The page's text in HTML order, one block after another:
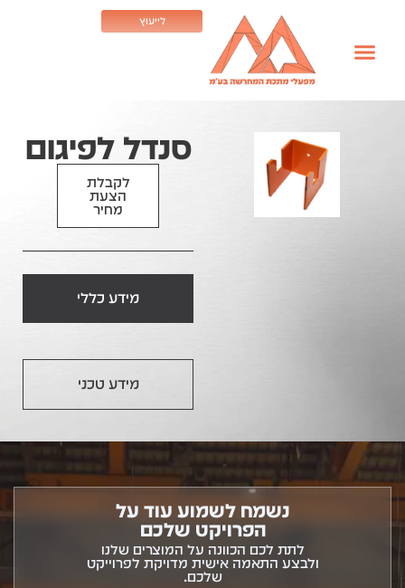
לייעוץ
סנדל לפיגום
לקבלת
הצעת
מחיר
מידע כללי
מידע טכני
נשמח לשמוע עוד על
הפרויקט שלכם
לתת לכם הכוונה על המוצרים שלנו
ולבצע התאמה אישית מדויקת לפרוייקט
שלכם.